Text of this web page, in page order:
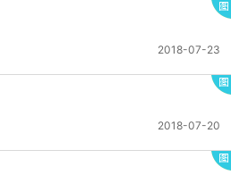
2018-07-23
2018-07-20